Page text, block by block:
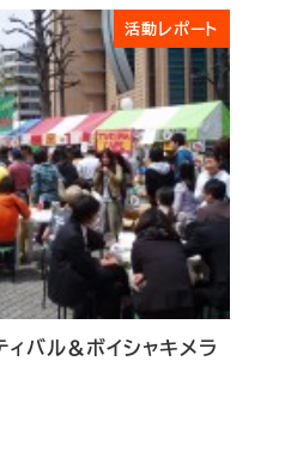
活動レポート
バル＆ボイシャキメラ